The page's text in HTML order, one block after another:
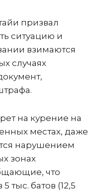
призвал
ситуацию и
взимаются
случаях
на курение на
местах, даже
нарушением
зонах
что
тыс. батов (12,5